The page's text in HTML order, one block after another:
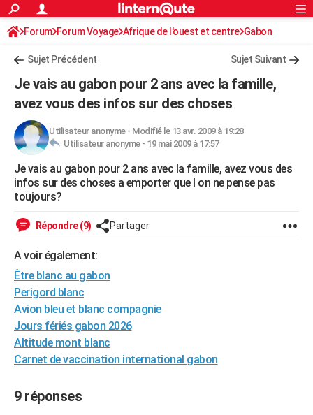
ACTUALITÉS
Politique
Société
Faits Divers
Education
Monde
Villes
+
FINANCE
Retraite
Impôts
Epargne
Immobilier
Risques naturels par ville
Banque
Assurance
Crédit
AUTO
Essais
Réserver un essai
Citadines
Berlines
SUV
Forum auto
HIGH-TECH
Mobiles
Meilleur smartphone
Internet
Ordinateurs
Jeux vidéo
Guide high-tech
+BRICOLAGE
WEEK-END
Art de vivre
Bien-être
Loisirs
ModeModes de vie
SANTE
Alimentation
Guide de la santé
Maladies
Médicaments
Sommeil
VOYAGE
Destinations
City break
Voyage nature
Voyage de noces
Forum
Climat
+PHOTO
GUIDES D'ACHAT
Rechercher
S'inscrire
Connexion
Forum Forum Voyage Afrique de l'ouest et centre Gabon
Sujet Précédent Sujet Suivant
Je vais au gabon pour 2 ans avec la famille,
avez vous des infos sur des choses
Utilisateur anonyme- Modifié le 13 avr. 2009 à 19:28
Utilisateur anonyme - 19 mai 2009 à 17:57
Je vais au gabon pour 2 ans avec la famille, avez vous des
infos sur des choses a emporter que l on ne pense pas
toujours?
Répondre (9) Partager
A voir également:
Être blanc au gabon
Perigord blanc
Avion bleu et blanc compagnie
Jours fériés gabon 2026
Altitude mont blanc
Carnet de vaccination international gabon
9 réponses